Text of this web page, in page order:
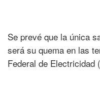
Se prevé que la única
será su quema en las
Federal de Electricidad